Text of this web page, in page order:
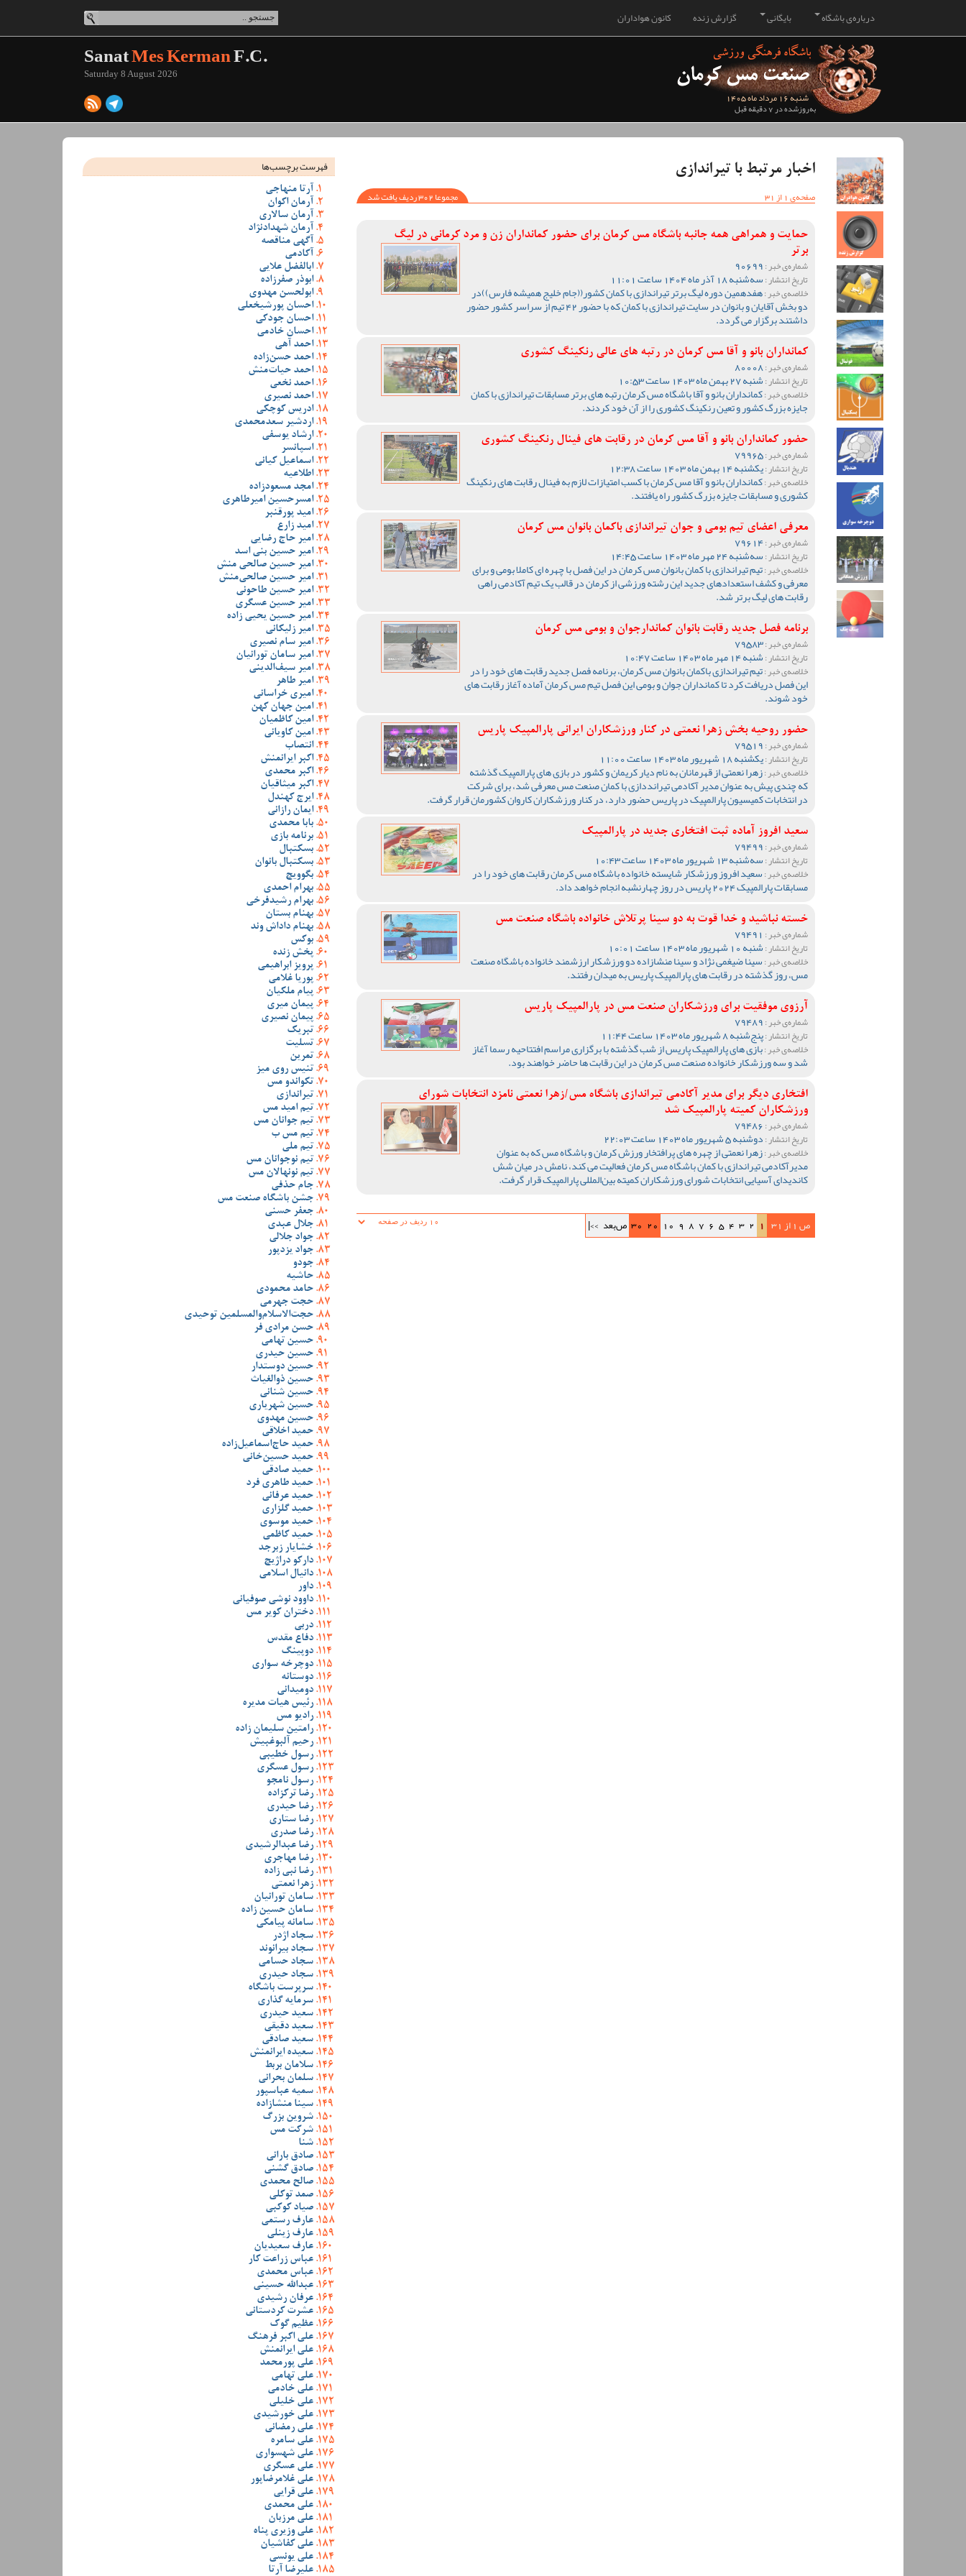
کانون هواداران گزارش زنده بایگانی درباره‌ی باشگاه
شنبه 16 مرداد ماه 1405
به‌روزشده در 7 دقیقه قبل
SanatMes KermanF.C.
Saturday 8 August 2026
اخبار مرتبط با تیراندازی
صفحه‌ی 1 از 31
مجموعا 302 ردیف یافت شد
حمایت و همراهی همه جانبه باشگاه مس کرمان برای حضور کمانداران زن و مرد کرمانی در لیگ
برتر
شماره‌ی خبر :
تاریخ انتشار :سه‌شنبه 18 آذر ماه 1404 ساعت 11:01
خلاصه‌ی خبر :هفدهمین دوره لیگ برتر تیراندازی با کمان کشور((جام خلیج همیشه فارس))در
دو بخش آقایان و بانوان در سایت تیراندازی با کمان که با حضور 42 تیم از سراسر کشور حضور
داشتند برگزار می گردد.
کمانداران بانو و آقا مس کرمان در رتبه های عالی رنکینگ کشوری
شماره‌ی خبر :80008
تاریخ انتشار :شنبه 27 بهمن ماه 1403 ساعت 10:53
خلاصه‌ی خبر :کمانداران بانو و آقا باشگاه مس کرمان رتبه های برتر مسابقات تیراندازی با کمان
جایزه بزرگ کشور و تعین رنکینگ کشوری را از آن خود کردند.
حضور کمانداران بانو و آقا مس کرمان در رقابت های فینال رنکینگ کشوری
شماره‌ی خبر :79965
تاریخ انتشار :یکشنبه 14 بهمن ماه 1403 ساعت 12:38
خلاصه‌ی خبر :کمانداران بانو و آقا مس کرمان با کسب امتیازات لازم به فینال رقابت های رنکینگ
کشوری و مسابقات جایزه بزرگ کشور راه یافتند.
معرفی اعضای تیم بومی و جوان تیراندازی باکمان بانوان مس کرمان
شماره‌ی خبر :79614
تاریخ انتشار :سه‌شنبه 24 مهر ماه 1403 ساعت 14:45
خلاصه‌ی خبر :تیم تیراندازی با کمان بانوان مس کرمان در این فصل با چهره ای کاملا بومی و برای
معرفی و کشف استعدادهای جدید این رشته ورزشی از کرمان در قالب یک تیم آکادمی راهی
رقابت های لیگ برتر شد.
برنامه فصل جدید رقابت بانوان کماندارجوان و بومی مس کرمان
شماره‌ی خبر :79583
تاریخ انتشار :شنبه 14 مهر ماه 1403 ساعت 10:47
خلاصه‌ی خبر :تیم تیراندازی باکمان بانوان مس کرمان، برنامه فصل جدید رقابت های خود را در
این فصل دریافت کرد تا کمانداران جوان و بومی این فصل تیم مس کرمان آماده آغاز رقابت های
خود شوند.
حضور روحیه بخش زهرا نعمتی در کنار ورزشکاران ایرانی پارالمپیک پاریس
شماره‌ی خبر :
تاریخ انتشار :یکشنبه 18 شهریور ماه 1403 ساعت 11:00
خلاصه‌ی خبر :زهرا نعمتی از قهرمانان به نام دیار کریمان و کشور در بازی های پارالمپیک گذشته
که چندی پیش به عنوان مدیر آکادمی تیرانددازی با کمان صنعت مس معرفی شد، برای شرکت
در انتخابات کمیسیون پارالمپیک در پاریس حضور دارد، در کنار ورزشکاران کاروان کشورمان قرار گرفت.
سعید افروز آماده ثبت افتخاری جدید در پارالمپیک
شماره‌ی خبر :
تاریخ انتشار :سه‌شنبه 13 شهریور ماه 1403 ساعت 10:43
خلاصه‌ی خبر :سعید افروز ورزشکار شایسته خانواده باشگاه مس کرمان رقابت های خود را در
مسابقات پارالمپیک 2024 پاریس در روز چهارنشبه انجام خواهد داد.
خسته نباشید و خدا قوت به دو سینا پرتلاش خانواده باشگاه صنعت مس
شماره‌ی خبر :
تاریخ انتشار :شنبه 10 شهریور ماه 1403 ساعت 10:01
خلاصه‌ی خبر :سینا ضیغمی نژاد و سینا منشازاده دو ورزشکار ارزشمند خانواده باشگاه صنعت
مس، روز گذشته در رقابت های پارالمپیک پاریس به میدان رفتند.
آرزوی موفقیت برای ورزشکاران صنعت مس در پارالمپیک پاریس
شماره‌ی خبر :
تاریخ انتشار :پنج‌شنبه 8 شهریور ماه 1403 ساعت 11:44
خلاصه‌ی خبر :بازی های پارالمپیک پاریس از شب گذشته با برگزاری مراسم افتتاحیه رسما آغاز
شد و سه ورزشکار خانواده صنعت مس کرمان در این رقابت ها حاضر خواهند بود.
افتخاری دیگر برای مدیر آکادمی تیراندازی باشگاه مس/زهرا نعمتی نامزد انتخابات شورای
ورزشکاران کمیته پارالمپیک شد
شماره‌ی خبر :
تاریخ انتشار :دوشنبه 5 شهریور ماه 1403 ساعت 22:03
خلاصه‌ی خبر :زهرا نعمتی از چهره های پرافتخار ورزش کرمان و باشگاه مس که به عنوان
مدیرآکادمی تیراندازی با کمان باشگاه مس کرمان فعالیت می کند، نامش در میان شش
کاندیدای آسیایی انتخابات شورای ورزشکاران کمیته بین‌المللی پارالمپیک قرار گرفت.
ص 1 از 31 1
2
3
4
5
6
7
8
9
10
20
30 ص‌بعد >>|
فهرست برچسب‌ها
آرتا منهاجی
آرمان اکوان
آرمان سالاری
آرمان شهدادنژاد
آگهی مناقصه
آکادمی
ابالفضل علایی
ابوذر صفرزاده
ابولحسن مهدوی
احسان پورشیخعلی
احسان جودکی
احسان خادمی
احمد آهی
احمد حسن‌زاده
احمد حیات‌منش
احمد نخعی
احمد نصیری
ادریس کوچکی
اردشیر سعدمحمدی
ارشاد یوسفی
اسپانسر
اسماعیل کیانی
اطلاعیه
امجد مسعودزاده
امسرحسین امیرطاهری
امید پورقنبر
امید زارع
امیر حاج رضایی
امیر حسین بنی اسد
امیر حسین صالحی منش
امیر حسین صالحی‌منش
امیر حسین طاحونی
امیر حسین عسگری
امیر حسین یحیی زاده
امیر زلیکانی
امیر سام نصیری
امیر سامان تورانیان
امیر سیف‌الدینی
امیر طاهر
امیری خراسانی
امین جهان کهن
امین کاظمیان
امین کاویانی
انتصاب
اکبر ایرانمنش
اکبر محمدی
اکبر میثاقیان
ایرج کهندل
ایمان رازانی
بابا محمدی
برنامه بازی
بسکتبال
بسکتبال بانوان
بگوویچ
بهرام احمدی
بهرام رشیدفرخی
بهنام بستان
بهنام داداش وند
بوکس
پخش زنده
پرویز ابراهیمی
پوریا غلامی
پیام ملکیان
پیمان میری
پیمان نصیری
تبریک
تسلیت
تمرین
تنیس روی میز
تکواندو مس
تیراندازی
تیم امید مس
تیم جوانان مس
تیم مس ب
تیم ملی
تیم نوجوانان مس
تیم نونهالان مس
جام حذفی
جشن باشگاه صنعت مس
جعفر حسنی
جلال عبدی
جواد جلالی
جواد یزدپور
جودو
حاشیه
حامد محمودی
حجت جهرمی
حجت‌الاسلام‌والمسلمین توحیدی
حسن مرادی فر
حسین تهامی
حسین حیدری
حسین دوستدار
حسین ذوالغیاث
حسین شنانی
حسین شهریاری
حسین مهدوی
حمید اخلاقی
حمید حاج‌اسماعیل‌زاده
حمید حسین‌خانی
حمید صادقی
حمید طاهری فرد
حمید عرفانی
حمید گلزاری
حمید موسوی
حمید کاظمی
خشایار زبرجد
دارکو دراژیچ
دانیال اسلامی
داور
داوود نوشی صوفیانی
دختران کویر مس
دربی
دفاع مقدس
دوپینگ
دوچرخه سواری
دوستانه
دومیدانی
رئیس هیات مدیره
رادیو مس
رامتین سلیمان زاده
رحیم آلبوغبیش
رسول خطیبی
رسول عسگری
رسول نامجو
رضا ترکزاده
رضا حیدری
رضا ستاری
رضا صدری
رضا عبدالرشیدی
رضا مهاجری
رضا نبی زاده
زهرا نعمتی
سامان تورانیان
سامان حسین زاده
سامانه پیامکی
سجاد اژدر
سجاد بیرانوند
سجاد حسامی
سجاد حیدری
سرپرست باشگاه
سرمایه گذاری
سعید حیدری
سعید دقیقی
سعید صادقی
سعیده ایرانمنش
سلامان بربط
سلمان بحرانی
سمیه عباسپور
سینا منشازاده
شروین بزرگ
شرکت مس
شنا
صادق بارانی
صادق گشنی
صالح محمدی
صمد توکلی
صیاد کوکبی
عارف رستمی
عارف زینلی
عارف سعیدیان
عباس زراعت کار
عباس محمدی
عبدالله حسینی
عرفان رشیدی
عشرت کردستانی
عظیم گوک
علی اکبر فرهنگ
علی ایرانمنش
علی پورمحمد
علی تهامی
علی خادمی
علی خلیلی
علی خورشیدی
علی رمضانی
علی سامره
علی شهسواری
علی عسگری
علی غلامرضاپور
علی قرایی
علی محمدی
علی مرزبان
علی وزیری پناه
علی کفاشیان
علی یونسی
علیرضا آرتا